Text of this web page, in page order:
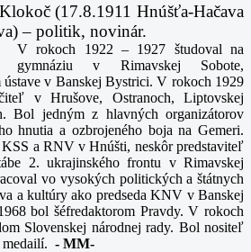
(17.8.1911 Hnúšťa-Hačava
– politik, novinár.
V rokoch 1922 – 1927 študoval na
gymnáziu v Rimavskej Sobote,
v Banskej Bystrici. V rokoch 1929
v Hrušove, Ostranoch, Liptovskej
Bol jedným z hlavných organizátorov
hnutia a ozbrojeného boja na Gemeri.
KSS a RNV v Hnúšti, neskôr predstaviteľ
2. ukrajinského frontu v Rimavskej
vo vysokých politických a štátnych
a kultúry ako predseda KNV v Banskej
bol šéfredaktorom Pravdy. V rokoch
Slovenskej národnej rady. Bol nositeľ
- MM-